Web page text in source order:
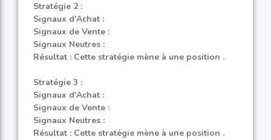
Stratégie 2 :
Signaux d'Achat :
Signaux de Vente :
Signaux Neutres :
Résultat : Cette stratégie mène à une position .
Stratégie 3 :
Signaux d'Achat :
Signaux de Vente :
Signaux Neutres :
Résultat : Cette stratégie mène à une position .